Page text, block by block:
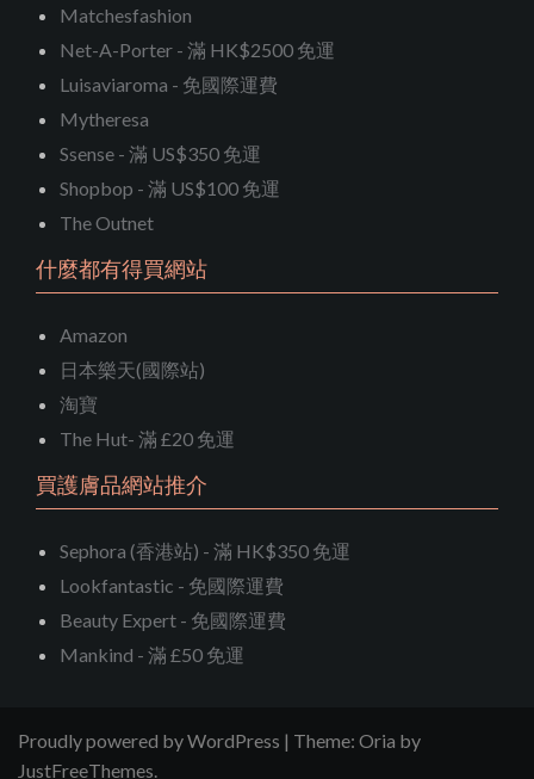
Matchesfashion
Net-A-Porter - 滿 HK$2500 免運
Luisaviaroma - 免國際運費
Mytheresa
Ssense - 滿 US$350 免運
Shopbop - 滿 US$100 免運
The Outnet
什麼都有得買網站
Amazon
日本樂天(國際站)
淘寶
The Hut- 滿 £20 免運
買護膚品網站推介
Sephora (香港站) - 滿 HK$350 免運
Lookfantastic - 免國際運費
Beauty Expert - 免國際運費
Mankind - 滿 £50 免運
Proudly powered by WordPress | Theme: Oria by
JustFreeThemes.